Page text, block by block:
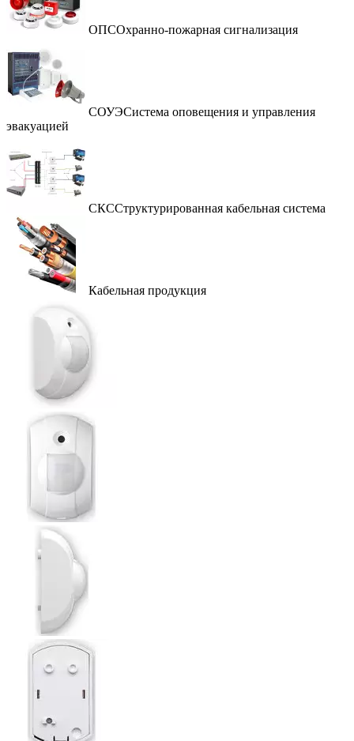
ОПСОхранно-пожарная сигнализация
СОУЭСистема оповещения и управления
эвакуацией
СКССтруктурированная кабельная система
Кабельная продукция